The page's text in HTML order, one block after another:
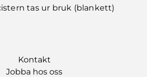
tas ur bruk (blankett)
Kontakt
Jobba hos oss